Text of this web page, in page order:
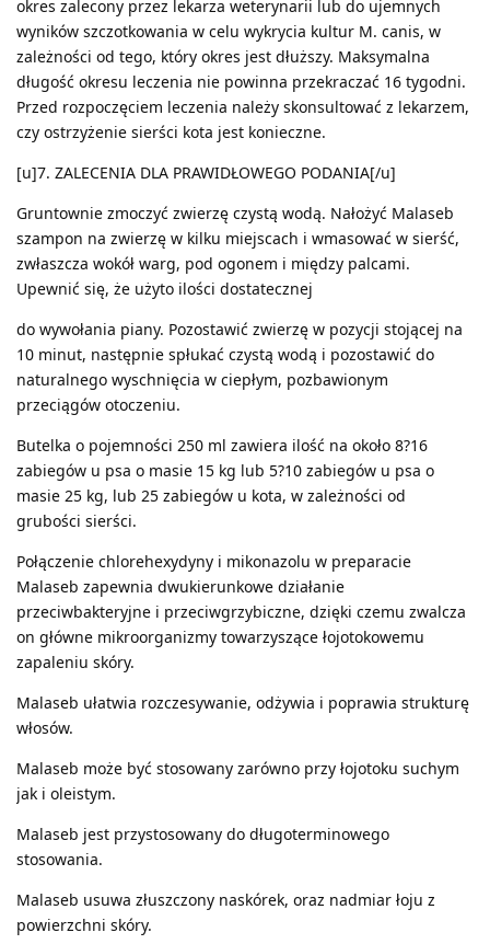
okres zalecony przez lekarza weterynarii lub do ujemnych
wyników szczotkowania w celu wykrycia kultur M. canis, w
zależności od tego, który okres jest dłuższy. Maksymalna
długość okresu leczenia nie powinna przekraczać 16 tygodni.
Przed rozpoczęciem leczenia należy skonsultować z lekarzem,
czy ostrzyżenie sierści kota jest konieczne.
[u]7. ZALECENIA DLA PRAWIDŁOWEGO PODANIA[/u]
Gruntownie zmoczyć zwierzę czystą wodą. Nałożyć Malaseb
szampon na zwierzę w kilku miejscach i wmasować w sierść,
zwłaszcza wokół warg, pod ogonem i między palcami.
Upewnić się, że użyto ilości dostatecznej
do wywołania piany. Pozostawić zwierzę w pozycji stojącej na
10 minut, następnie spłukać czystą wodą i pozostawić do
naturalnego wyschnięcia w ciepłym, pozbawionym
przeciągów otoczeniu.
Butelka o pojemności 250 ml zawiera ilość na około 8?16
zabiegów u psa o masie 15 kg lub 5?10 zabiegów u psa o
masie 25 kg, lub 25 zabiegów u kota, w zależności od
grubości sierści.
Połączenie chlorehexydyny i mikonazolu w preparacie
Malaseb zapewnia dwukierunkowe działanie
przeciwbakteryjne i przeciwgrzybiczne, dzięki czemu zwalcza
on główne mikroorganizmy towarzyszące łojotokowemu
zapaleniu skóry.
Malaseb ułatwia rozczesywanie, odżywia i poprawia strukturę
włosów.
Malaseb może być stosowany zarówno przy łojotoku suchym
jak i oleistym.
Malaseb jest przystosowany do długoterminowego
stosowania.
Malaseb usuwa złuszczony naskórek, oraz nadmiar łoju z
powierzchni skóry.